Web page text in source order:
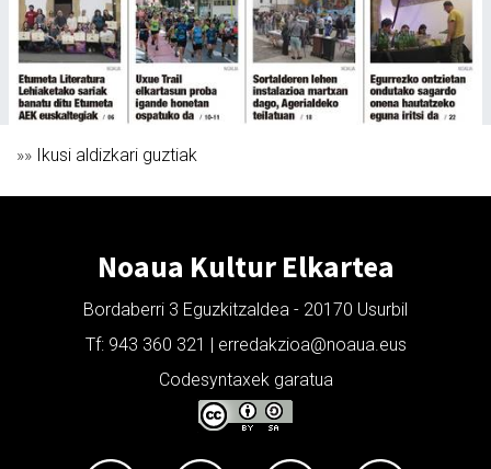
»» Ikusi aldizkari guztiak
Noaua Kultur Elkartea
Bordaberri 3 Eguzkitzaldea - 20170 Usurbil
Tf: 943 360 321 | erredakzioa@noaua.eus
Codesyntaxek garatua